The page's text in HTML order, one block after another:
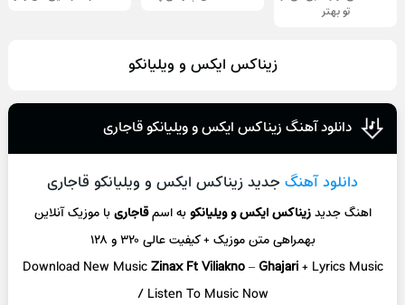
تو ‌بهتر
زیناکس ایکس و ویلیانکو
دانلود آهنگ زیناکس ایکس و ویلیانکو قاجاری
دانلود آهنگ جدید زیناکس ایکس و ویلیانکو قاجاری
اهنگ جدیدزیناکس ایکس و ویلیانکوبه اسمقاجاریبا موزیک آنلاین
بهمراهی متن موزیک + کیفیت عالی ۳۲۰ و ۱۲۸
Download New MusicZinax Ft Viliakno–Ghajari+ Lyrics Music
/ Listen To Music Now